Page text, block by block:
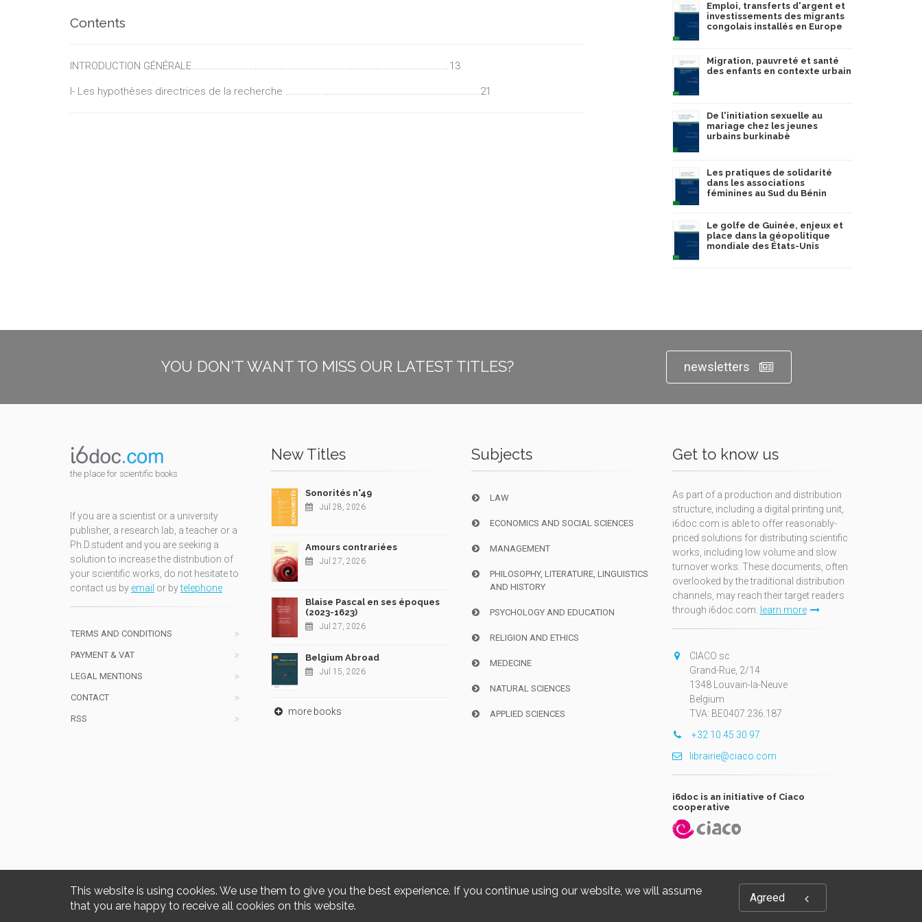
This website is using cookies. We use them to give you the best experience. If you continue using our website, we will assume
that you are happy to receive all cookies on this website.
Agreed
Contents
INTRODUCTION GÉNÉRALE..............................................................................................13
I- Les hypothèses directrices de la recherche .......................................................................21
Emploi, transferts d'argent et
investissements des migrants
congolais installés en Europe
Migration, pauvreté et santé
des enfants en contexte urbain
De l'initiation sexuelle au
mariage chez les jeunes
urbains burkinabè
Les pratiques de solidarité
dans les associations
féminines au Sud du Bénin
Le golfe de Guinée, enjeux et
place dans la géopolitique
mondiale des États-Unis
YOU DON'T WANT TO MISS OUR LATEST TITLES? newsletters
the place for scientific books
If you are a scientist or a university
publisher, a research lab, a teacher or a
Ph.D.student and you are seeking a
solution to increase the distribution of
your scientific works, do not hesitate to
contact us by email or bytelephone
TERMS AND CONDITIONS
PAYMENT & VAT
LEGAL MENTIONS
CONTACT
RSS
New Titles
Sonorités n°49
Jul 28, 2026
Amours contrariées
Jul 27, 2026
Blaise Pascal en ses époques
(2023-1623)
Jul 27, 2026
Belgium Abroad
Jul 15, 2026
more books
Subjects
LAW
ECONOMICS AND SOCIAL SCIENCES
MANAGEMENT
PHILOSOPHY, LITERATURE, LINGUISTICS
AND HISTORY
PSYCHOLOGY AND EDUCATION
RELIGION AND ETHICS
MEDECINE
NATURAL SCIENCES
APPLIED SCIENCES
Get to know us
As part of a production and distribution
structure, including a digital printing unit,
i6doc.com is able to offer reasonably-
priced solutions for distributing scientific
works, including low volume and slow
turnover works. These documents, often
overlooked by the traditional distribution
channels, may reach their target readers
through i6doc.com. learn more
CIACO sc
Grand-Rue, 2/14
1348 Louvain-la-Neuve
Belgium
TVA: BE0407.236.187
+32 10 45 30 97
librairie@ciaco.com
i6doc is an initiative of Ciaco
cooperative
Copyright © 2026, i6doc. Powered by